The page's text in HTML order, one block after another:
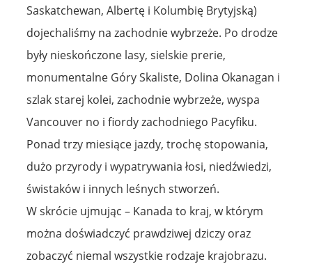
Saskatchewan, Albertę i Kolumbię Brytyjską)
dojechaliśmy na zachodnie wybrzeże. Po drodze
były nieskończone lasy, sielskie prerie,
monumentalne Góry Skaliste, Dolina Okanagan i
szlak starej kolei, zachodnie wybrzeże, wyspa
Vancouver no i fiordy zachodniego Pacyfiku.
Ponad trzy miesiące jazdy, trochę stopowania,
dużo przyrody i wypatrywania łosi, niedźwiedzi,
świstaków i innych leśnych stworzeń.
W skrócie ujmując – Kanada to kraj, w którym
można doświadczyć prawdziwej dziczy oraz
zobaczyć niemal wszystkie rodzaje krajobrazu.